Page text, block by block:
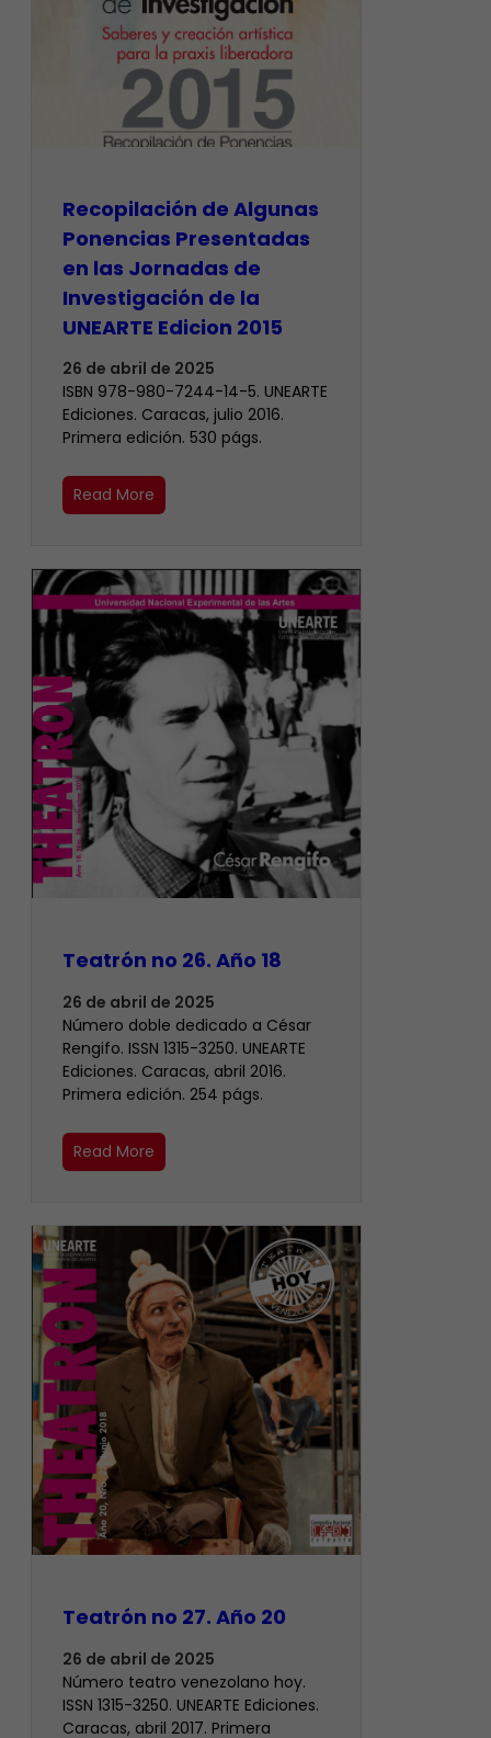
Recopilación de Algunas
Ponencias Presentadas
en las Jornadas de
Investigación de la
UNEARTE Edicion 2015
26 de abril de 2025
ISBN 978-980-7244-14-5. UNEARTE
Ediciones. Caracas, julio 2016.
Primera edición. 530 págs.
Read More
Teatrón no 26. Año 18
26 de abril de 2025
Número doble dedicado a César
Rengifo. ISSN 1315-3250. UNEARTE
Ediciones. Caracas, abril 2016.
Primera edición. 254 págs.
Read More
Teatrón no 27. Año 20
26 de abril de 2025
Número teatro venezolano hoy.
ISSN 1315-3250. UNEARTE Ediciones.
Caracas, abril 2017. Primera